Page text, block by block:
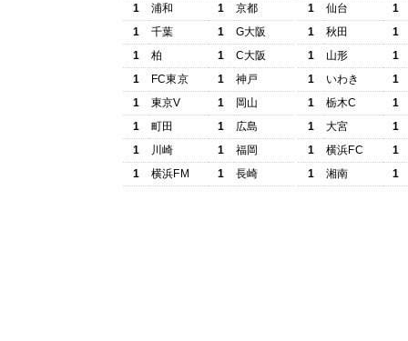
1
浦和 1
京都
1
千葉 1
G大阪
1
柏 1
C大阪
1
FC東京 1
神戸
1
東京V 1
岡山
1
町田 1
広島
1
川崎 1
福岡
1
横浜FM 1 長崎
1
仙台
1
1
秋田
1
1
山形
1
1
いわき
1
1
栃木C
1
1
大宮
1
1
横浜FC
1
1
湘南 1